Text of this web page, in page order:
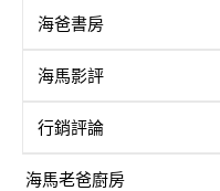
海爸書房
海馬影評
行銷評論
海馬老爸廚房